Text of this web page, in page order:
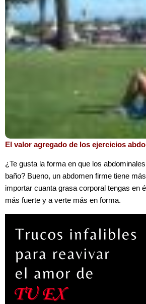
El valor agregado de los ejercicios
¿Te gusta la forma en que los
baño? Bueno, un abdomen firme tiene
importar cuanta grasa corporal tengas en
más fuerte y a verte más en forma.